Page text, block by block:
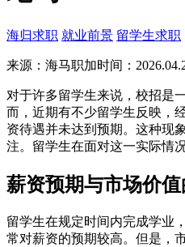
海归求职 就业前景 留学生求职
来源：海马职加时间：
对于许多留学生来说，校招是
而，近期有不少留学生反映，
资待遇并未达到预期。这种现
注。留学生在面对这一实际情
薪资预期与市场价
留学生在规定时间内完成学业
常对薪资的预期较高。但是，